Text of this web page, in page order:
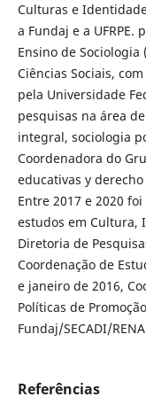
Culturas e
a Fundaj e a UFRPE.
Ensino de Sociologia
Ciências Sociais,
pela Universidade
pesquisas na área
integral, sociologia
Coordenadora do
educativas y
Entre 2017 e 2020
estudos em Cultura,
Diretoria de
Coordenação de
e janeiro de 2016,
Políticas de
Fundaj/SECADI/
Referências